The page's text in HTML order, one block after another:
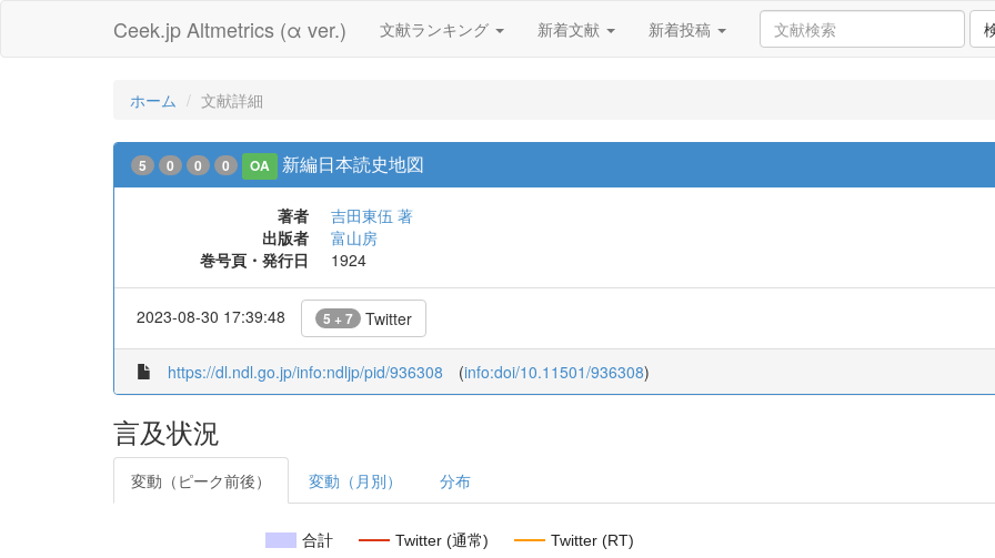
Ceek.jp Altmetrics (α ver.) 文献ランキング 新着文献 新着投稿
ホーム 文献詳細
5 0 0 0 OA 新編日本読史地図
著者
吉田東伍 著
出版者
富山房
巻号頁・発行日
1924
2023-08-30 17:39:48 5 + 7 Twitter
https://dl.ndl.go.jp/info:ndljp/pid/936308 (info:doi/10.11501/936308)
言及状況
変動（ピーク前後） 変動（月別） 分布
合計 Twitter (通常) Twitter (RT)